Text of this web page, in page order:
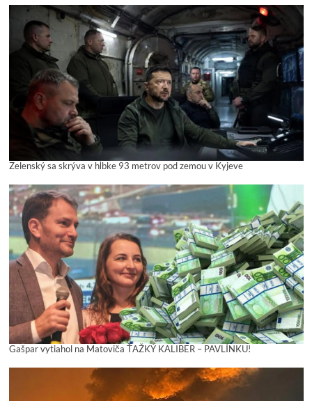
Zelenský sa skrýva v hĺbke 93 metrov pod zemou v Kyjeve
Gašpar vytiahol na Matoviča ŤAŽKÝ KALIBER – PAVLÍNKU!